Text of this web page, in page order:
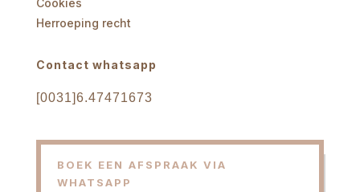
Cookies
Herroeping recht
Contact whatsapp
[0031]6.47471673
BOEK EEN AFSPRAAK VIA
WHATSAPP